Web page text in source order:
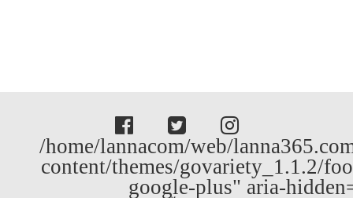
/home/lannacom/web/
content/themes/govariety_1.1.2/
google-plus" aria-